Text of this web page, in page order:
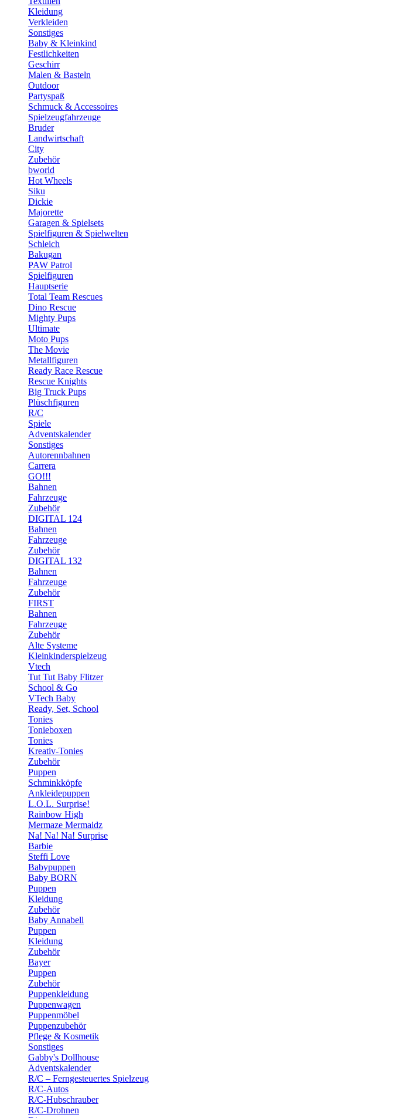
Kleidung
Verkleiden
Sonstiges
Baby & Kleinkind
Festlichkeiten
Geschirr
Malen & Basteln
Outdoor
Partyspaß
Schmuck & Accessoires
Spielzeugfahrzeuge
Bruder
Landwirtschaft
City
Zubehör
bworld
Hot Wheels
Siku
Dickie
Majorette
Garagen & Spielsets
Spielfiguren & Spielwelten
Schleich
Bakugan
PAW Patrol
Spielfiguren
Hauptserie
Total Team Rescues
Dino Rescue
Mighty Pups
Ultimate
Moto Pups
The Movie
Metallfiguren
Ready Race Rescue
Rescue Knights
Big Truck Pups
Plüschfiguren
R/C
Spiele
Adventskalender
Sonstiges
Autorennbahnen
Carrera
GO!!!
Bahnen
Fahrzeuge
Zubehör
DIGITAL 124
Bahnen
Fahrzeuge
Zubehör
DIGITAL 132
Bahnen
Fahrzeuge
Zubehör
FIRST
Bahnen
Fahrzeuge
Zubehör
Alte Systeme
Kleinkinderspielzeug
Vtech
Tut Tut Baby Flitzer
School & Go
VTech Baby
Ready, Set, School
Tonies
Tonieboxen
Tonies
Kreativ-Tonies
Zubehör
Puppen
Schminkköpfe
Ankleidepuppen
L.O.L. Surprise!
Rainbow High
Mermaze Mermaidz
Na! Na! Na! Surprise
Barbie
Steffi Love
Babypuppen
Baby BORN
Puppen
Kleidung
Zubehör
Baby Annabell
Puppen
Kleidung
Zubehör
Bayer
Puppen
Zubehör
Puppenkleidung
Puppenwagen
Puppenmöbel
Puppenzubehör
Pflege & Kosmetik
Sonstiges
Gabby's Dollhouse
Adventskalender
R/C – Ferngesteuertes Spielzeug
R/C-Autos
R/C-Hubschrauber
R/C-Drohnen